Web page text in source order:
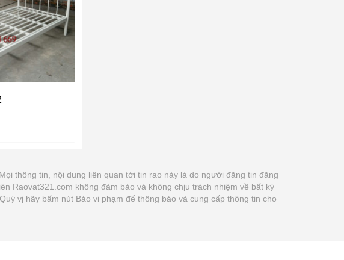
Mọi thông tin, nội dung liên quan tới tin rao này là do người đăng tin đăng
Raovat321.com không đảm bảo và không chịu trách nhiệm về bất kỳ
vị hãy bấm nút Báo vi phạm để thông báo và cung cấp thông tin cho